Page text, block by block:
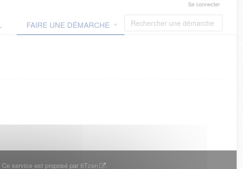
Se connecter
FAIRE UNE DÉMARCHE
Ce service est proposé par 6Tzen .